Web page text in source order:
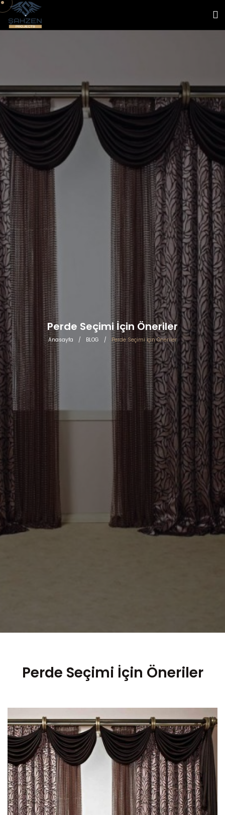
Perde Seçimi İçin Öneriler
Anasayfa / BLOG / Perde Seçimi İçin Öneriler
Perde Seçimi İçin Öneriler